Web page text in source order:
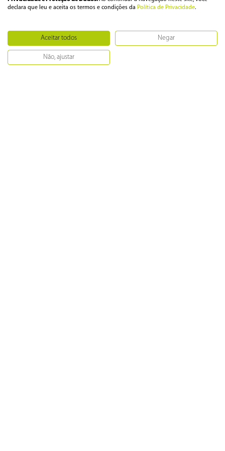
Casa
Climatização
declara que leu e aceita os termos e condições da Política de Privacidade.
Aceitar todos Negar
Não, ajustar